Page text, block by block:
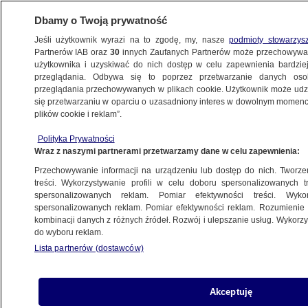
POLSKA
swojego prezesa
18.05.2013, 09:51Aktualizacja: 18.05.2013, 10:01
Udostępnij
Dbamy o Twoją prywatność
Jeśli użytkownik wyrazi na to zgodę, my, naszepodmioty
Partnerów IAB oraz30 innych Zaufanych Partnerów może
użytkownika i uzyskiwać do nich dostęp w celu zapewnienia
przeglądania. Odbywa się to poprzez przetwarzanie danych
przeglądania przechowywanych w plikach cookie. Użytkownik może
się przetwarzaniu w oparciu o uzasadniony interes w dowolnym
plików cookie i reklam”.
Polityka Prywatności
Wraz z naszymi partnerami przetwarzamy dane w celu zapewnienia:
Przechowywanie informacji na urządzeniu lub dostęp do nich.
treści. Wykorzystywanie profili w celu doboru spersonalizowanych
spersonalizowanych reklam. Pomiar efektywności treści.
spersonalizowanych reklam. Pomiar efektywności reklam.
kombinacji danych z różnych źródeł. Rozwój i ulepszanie usług.
do wyboru reklam.
Lista partnerów (dostawców)
Akceptuję